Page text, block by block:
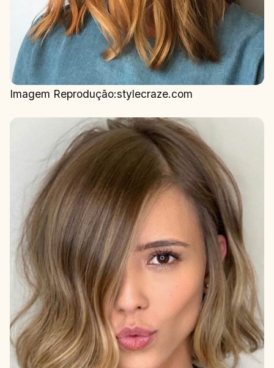
Imagem Reprodução:stylecraze.com